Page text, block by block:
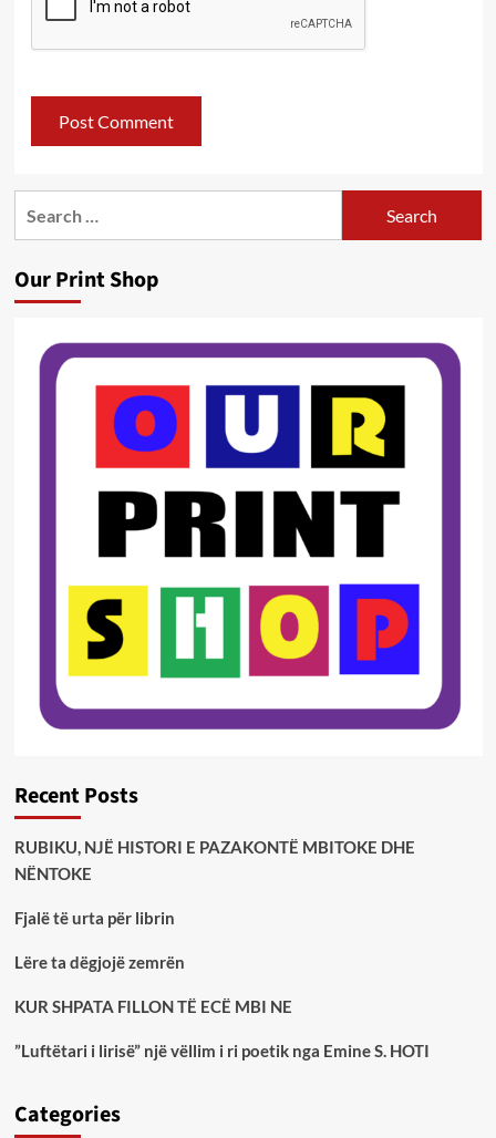
Our Print Shop
Recent Posts
RUBIKU, NJË HISTORI E PAZAKONTË MBITOKE DHE
NËNTOKE
Fjalë të urta për librin
Lëre ta dëgjojë zemrën
KUR SHPATA FILLON TË ECË MBI NE
”Luftëtari i lirisë” një vëllim i ri poetik nga Emine S. HOTI
Categories